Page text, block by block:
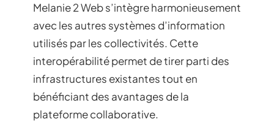
Melanie 2 Web s’intègre harmonieusement
avec les autres systèmes d’information
utilisés par les collectivités. Cette
interopérabilité permet de tirer parti des
infrastructures existantes tout en
bénéficiant des avantages de la
plateforme collaborative.